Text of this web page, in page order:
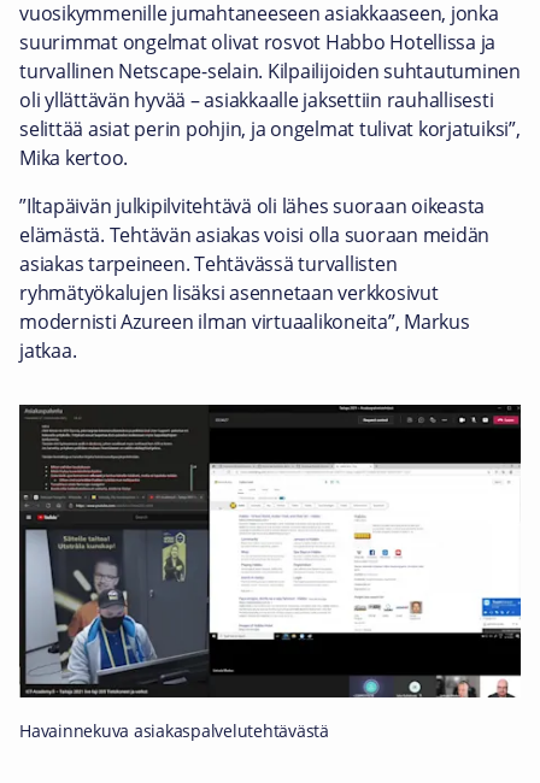
vuosikymmenille jumahtaneeseen asiakkaaseen, jonka
suurimmat ongelmat olivat rosvot Habbo Hotellissa ja
turvallinen Netscape-selain. Kilpailijoiden suhtautuminen
oli yllättävän hyvää – asiakkaalle jaksettiin rauhallisesti
selittää asiat perin pohjin, ja ongelmat tulivat korjatuiksi”,
Mika kertoo.
”Iltapäivän julkipilvitehtävä oli lähes suoraan oikeasta
elämästä. Tehtävän asiakas voisi olla suoraan meidän
asiakas tarpeineen. Tehtävässä turvallisten
ryhmätyökalujen lisäksi asennetaan verkkosivut
modernisti Azureen ilman virtuaalikoneita”, Markus
jatkaa.
Havainnekuva asiakaspalvelutehtävästä